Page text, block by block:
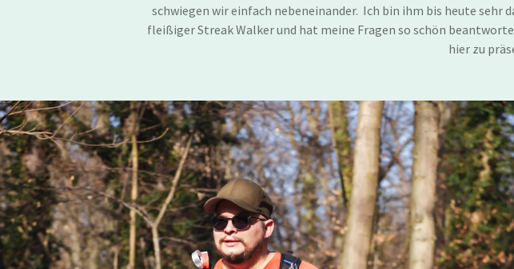
schwiegen wir einfach nebeneinander. Ich bin ihm bis heute sehr
fleißiger Streak Walker und hat meine Fragen so schön
hier zu